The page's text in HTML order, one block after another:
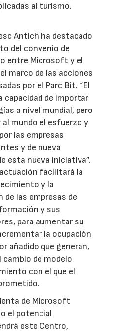
al turismo.
Antich ha destacado
del convenio de
entre Microsoft y el
marco de las acciones
por el Parc Bit. “El
capacidad de importar
a nivel mundial, pero
mundo el esfuerzo y
las empresas
y de nueva
esta nueva iniciativa”.
facilitará la
y la
las empresas de
y sus
para aumentar su
la ocupación
añadido que generan,
cambio de modelo
con el que el
de Microsoft
el potencial
este Centro,